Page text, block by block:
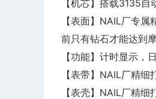
【机芯】搭载3135
【表面】NAIL厂专
前只有钻石才能达到
【功能】计时显示，
【表带】NAIL厂精
【表壳】NAIL厂精